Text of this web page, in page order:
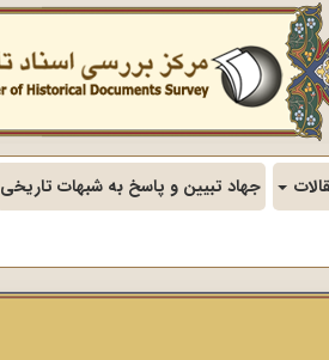
جهاد تبیین و پاسخ به شبهات تاریخی